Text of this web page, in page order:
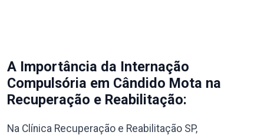
A Importância da Internação
Compulsória em Cândido Mota na
Recuperação e Reabilitação:
Na Clínica Recuperação e Reabilitação SP,